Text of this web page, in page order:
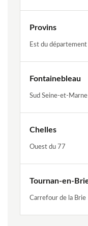
Provins
Est du département
Fontainebleau
Sud Seine-et-Marne
Chelles
Ouest du 77
Tournan-en-
Carrefour de la Brie